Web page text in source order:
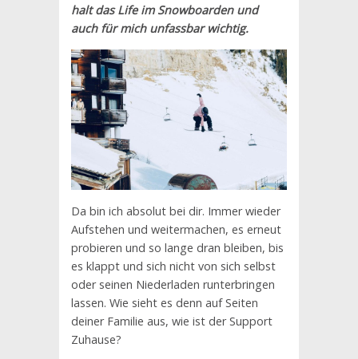
halt das Life im Snowboarden und
auch für mich unfassbar wichtig.
Da bin ich absolut bei dir. Immer wieder
Aufstehen und weitermachen, es erneut
probieren und so lange dran bleiben, bis
es klappt und sich nicht von sich selbst
oder seinen Niederladen runterbringen
lassen. Wie sieht es denn auf Seiten
deiner Familie aus, wie ist der Support
Zuhause?